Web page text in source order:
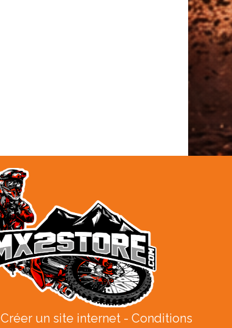
Créer un site internet
Conditions